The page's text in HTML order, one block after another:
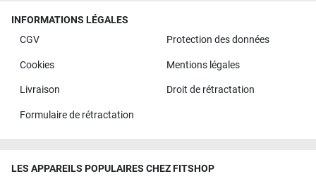
INFORMATIONS LÉGALES
CGV
Protection des données
Cookies Mentions légales
Livraison Droit de rétractation
Formulaire de rétractation
LES APPAREILS POPULAIRES CHEZ FITSHOP